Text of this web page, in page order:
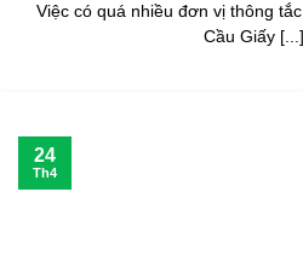
Việc có quá nhiều đơn vị thông
Cầu Giấy [...]
24
Th4